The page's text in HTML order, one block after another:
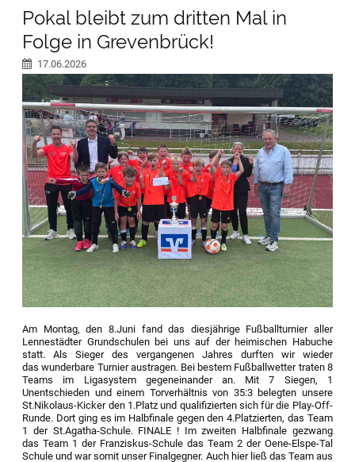
Pokal bleibt zum dritten Mal in
Folge in Grevenbrück!
17.06.2026
Am Montag, den 8.Juni fand das diesjährige Fußballturnier aller
Lennestädter Grundschulen bei uns auf der heimischen Habuche
statt. Als Sieger des vergangenen Jahres durften wir wieder
das wunderbare Turnier austragen. Bei bestem Fußballwetter traten 8
Teams im Ligasystem gegeneinander an. Mit 7 Siegen, 1
Unentschieden und einem Torverhältnis von 35:3 belegten unsere
St.Nikolaus-Kicker den 1.Platz und qualifizierten sich für die Play-Off-
Runde. Dort ging es im Halbfinale gegen den 4.Platzierten, das Team
1 der St.Agatha-Schule. FINALE ! Im zweiten Halbfinale gezwang
das Team 1 der Franziskus-Schule das Team 2 der Oene-Elspe-Tal
Schule und war somit unser Finalgegner. Auch hier ließ das Team aus